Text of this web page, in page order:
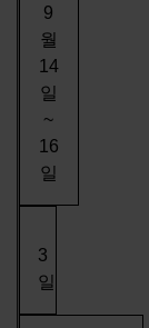
9
월
14
일
~
16
일
3
일